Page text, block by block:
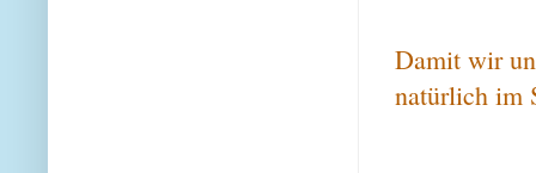
Damit wir
natürlich im